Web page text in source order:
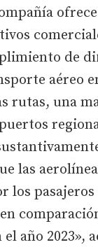
de
aéreo
rutas, una
las
los
año 2023»,